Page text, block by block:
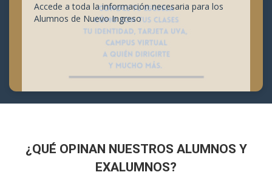
Accede a toda la información necesaria para los
Alumnos de Nuevo Ingreso
¿QUÉ OPINAN NUESTROS ALUMNOS Y
EXALUMNOS?